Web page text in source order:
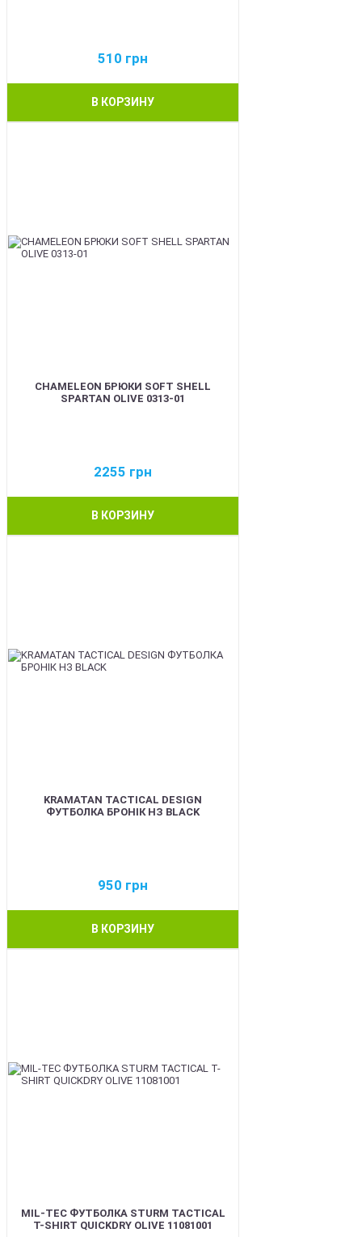
510 грн
В КОРЗИНУ
CHAMELEON БРЮКИ SOFT SHELL
SPARTAN OLIVE 0313-01
2255 грн
В КОРЗИНУ
KRAMATAN TACTICAL DESIGN
ФУТБОЛКА БРОНІК НЗ BLACK
950 грн
В КОРЗИНУ
MIL-TEC ФУТБОЛКА STURM TACTICAL
T-SHIRT QUICKDRY OLIVE 11081001